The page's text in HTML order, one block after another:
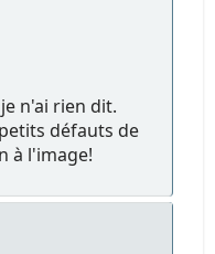
n'ai rien dit.
défauts de
à l'image!